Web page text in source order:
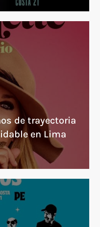
de trayectoria
en Lima